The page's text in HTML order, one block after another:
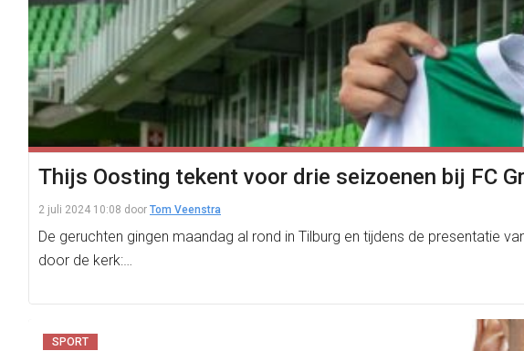
Thijs Oosting tekent voor drie seizoenen bij FC
2 juli 2024 10:08 door Tom Veenstra
De geruchten gingen maandag al rond in Tilburg en tijdens de presentatie
door de kerk:…
SPORT